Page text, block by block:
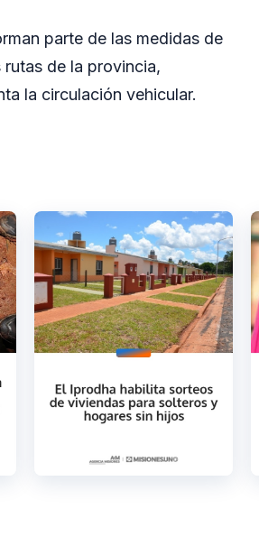
parte de las medidas de
de la provincia,
la circulación vehicular.